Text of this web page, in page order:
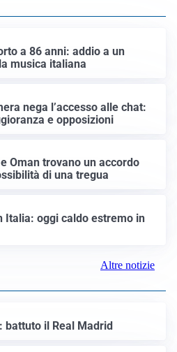
a 86 anni: addio a un
musica italiana
nega l’accesso alle chat:
e opposizioni
Oman trovano un accordo
di una tregua
Italia: oggi caldo estremo in
Altre notizie
battuto il Real Madrid